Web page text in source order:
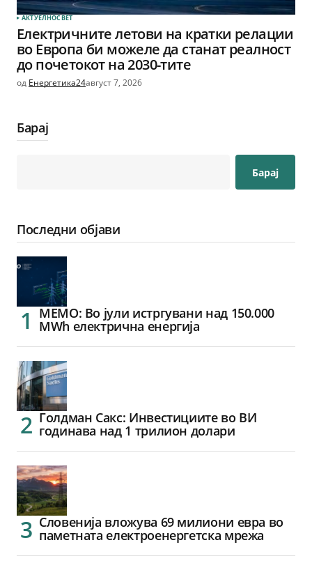
АКТУЕЛНОСВЕТ
Електричните летови на кратки релации
во Европа би можеле да станат реалност
до почетокот на 2030-тите
од Енергетика24август 7, 2026
Барај
Барај
Последни објави
МЕМО: Во јули истргувани над 150.000
MWh електрична енергија
Голдман Сакс: Инвестициите во ВИ
годинава над 1 трилион долари
Словенија вложува 69 милиони евра во
паметната електроенергетска мрежа